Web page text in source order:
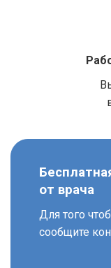
от врача
Для того
сообщите